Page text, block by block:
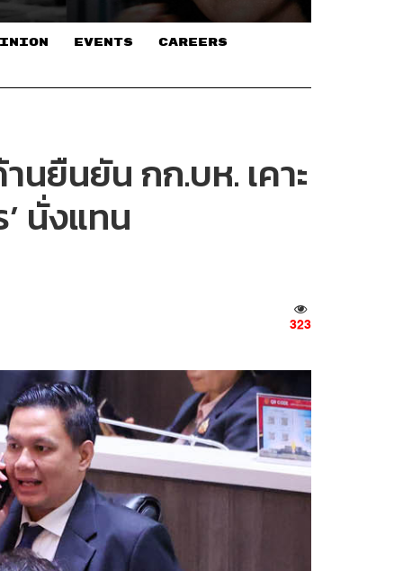
EVENTS CAREERS
นยืนยัน กก.บห. เคาะ
นั่งแทน
323